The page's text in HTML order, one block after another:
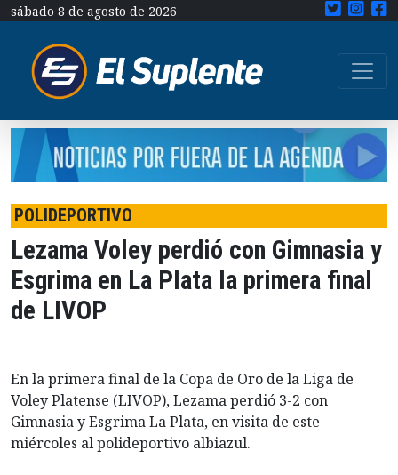
sábado 8 de agosto de 2026
POLIDEPORTIVO
Lezama Voley perdió con Gimnasia y
Esgrima en La Plata la primera final
de LIVOP
En la primera final de la Copa de Oro de la Liga de
Voley Platense (LIVOP), Lezama perdió 3-2 con
Gimnasia y Esgrima La Plata, en visita de este
miércoles al polideportivo albiazul.